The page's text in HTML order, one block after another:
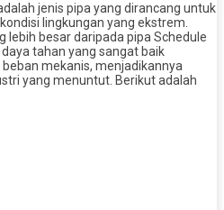
jenis pipa yang dirancang untuk
lingkungan yang ekstrem.
lebih besar daripada pipa Schedule
tahan yang sangat baik
mekanis, menjadikannya
yang menuntut. Berikut adalah